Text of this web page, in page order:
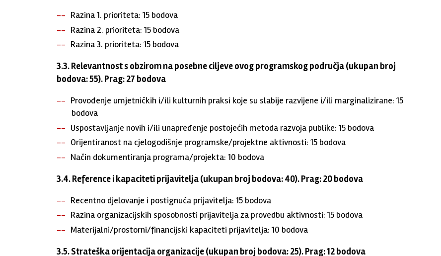
Razina 1. prioriteta: 15 bodova
Razina 2. prioriteta: 15 bodova
Razina 3. prioriteta: 15 bodova
3.3. Relevantnost s obzirom na posebne ciljeve ovog programskog područja (ukupan broj
bodova: 55). Prag: 27 bodova
Provođenje umjetničkih i/ili kulturnih praksi koje su slabije razvijene i/ili marginalizirane: 15
bodova
Uspostavljanje novih i/ili unapređenje postojećih metoda razvoja publike: 15 bodova
Orijentiranost na cjelogodišnje programske/projektne aktivnosti: 15 bodova
Način dokumentiranja programa/projekta: 10 bodova
3.4. Reference i kapaciteti prijavitelja (ukupan broj bodova: 40). Prag: 20 bodova
Recentno djelovanje i postignuća prijavitelja: 15 bodova
Razina organizacijskih sposobnosti prijavitelja za provedbu aktivnosti: 15 bodova
Materijalni/prostorni/financijski kapaciteti prijavitelja: 10 bodova
3.5. Strateška orijentacija organizacije (ukupan broj bodova: 25). Prag: 12 bodova